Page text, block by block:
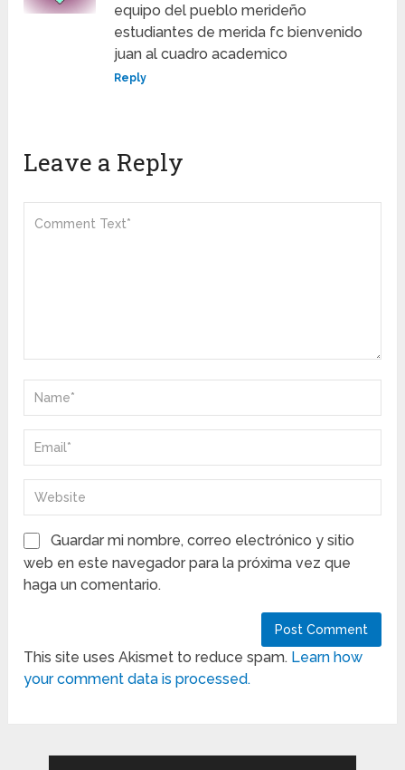
equipo del pueblo merideño
estudiantes de merida fc bienvenido
juan al cuadro academico
Reply
Leave a Reply
Guardar mi nombre, correo electrónico y sitio
web en este navegador para la próxima vez que
haga un comentario.
This site uses Akismet to reduce spam. Learn how
your comment data is processed.